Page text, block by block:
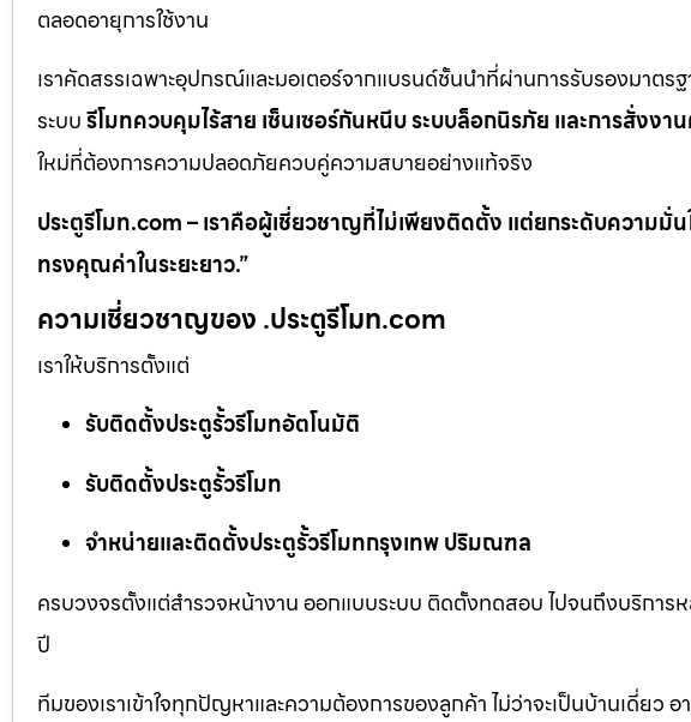
ตลอดอายุการใช้งาน
เราคัดสรรเฉพาะอุปกรณ์และมอเตอร์จากแบรนด์ชั้นนำที่ผ่านการรับรองมาต
ระบบรีโมทควบคุมไร้สาย เซ็นเซอร์กันหนีบ ระบบล็อกนิรภัย และการสั่ง
ใหม่ที่ต้องการความปลอดภัยควบคู่ความสบายอย่างแท้จริง
ประตูรีโมท.com – เราคือผู้เชี่ยวชาญที่ไม่เพียงติดตั้ง แต่ยกระดับความ
ทรงคุณค่าในระยะยาว.”
ความเชี่ยวชาญของ .ประตูรีโมท.com
เราให้บริการตั้งแต่
รับติดตั้งประตูรั้วรีโมทอัตโนมัติ
รับติดตั้งประตูรั้วรีโมท
จำหน่ายและติดตั้งประตูรั้วรีโมทกรุงเทพ ปริมณฑล
ครบวงจรตั้งแต่สำรวจหน้างาน ออกแบบระบบ ติดตั้งทดสอบ ไปจนถึงบริกา
ปี
ทีมของเราเข้าใจทุกปัญหาและความต้องการของลูกค้า ไม่ว่าจะเป็นบ้านเดี่ยว